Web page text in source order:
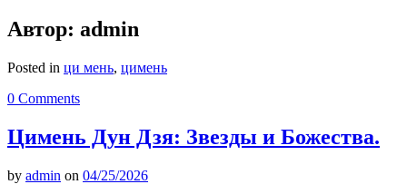
Автор: admin
Posted in ци мень, цимень
0 Comments
Цимень Дун Дзя: Звезды и Божества.
by admin on 04/25/2026